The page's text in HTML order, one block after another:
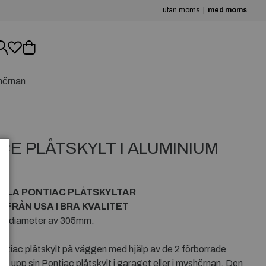
utan moms med moms
PLÅTSKYLT I ALUMINIUM
PONTIAC PLÅTSKYLTAR
USA I BRA KVALITET
diameter av 305mm.
plåtskylt på väggen med hjälp av de 2 förborrade
upp sin Pontiac plåtskylt i garaget eller i myshörnan. Den